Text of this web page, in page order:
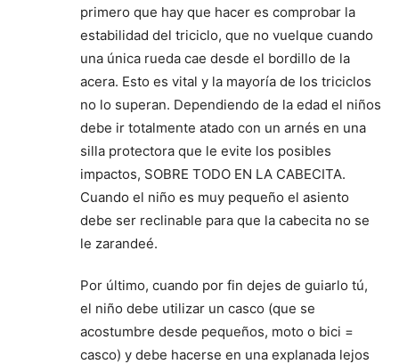
primero que hay que hacer es comprobar la
estabilidad del triciclo, que no vuelque cuando
una única rueda cae desde el bordillo de la
acera. Esto es vital y la mayoría de los triciclos
no lo superan. Dependiendo de la edad el niños
debe ir totalmente atado con un arnés en una
silla protectora que le evite los posibles
impactos, SOBRE TODO EN LA CABECITA.
Cuando el niño es muy pequeño el asiento
debe ser reclinable para que la cabecita no se
le zarandeé.
Por último, cuando por fin dejes de guiarlo tú,
el niño debe utilizar un casco (que se
acostumbre desde pequeños, moto o bici =
casco) y debe hacerse en una explanada lejos